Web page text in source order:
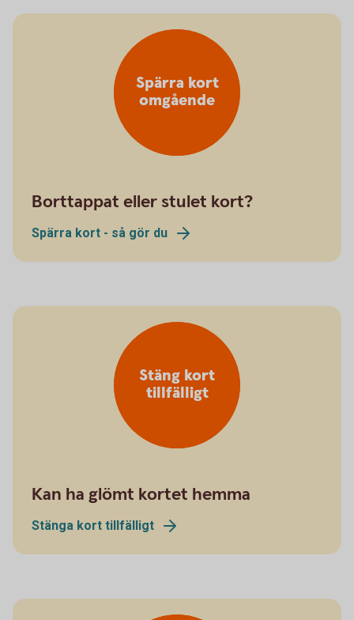
Spärra kort
omgående
Borttappat eller stulet kort?
Spärra kort - så gör du
Stäng kort
tillfälligt
Kan ha glömt kortet hemma
Stänga kort tillfälligt